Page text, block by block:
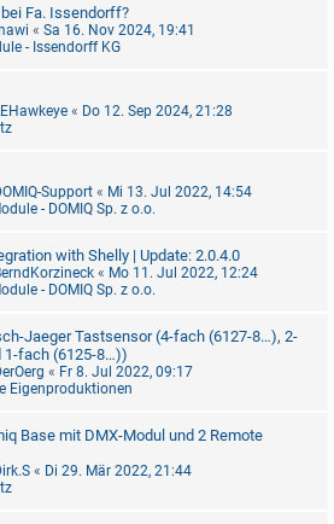
Fa. Issendorff?
« Sa 16. Nov 2024, 19:41
- Issendorff KG
« Do 12. Sep 2024, 21:28
Support « Mi 13. Jul 2022, 14:54
- DOMIQ Sp. z o.o.
with Shelly | Update: 2.0.4.0
« Mo 11. Jul 2022, 12:24
- DOMIQ Sp. z o.o.
Jaeger Tastsensor (4-fach (6127-8…), 2-
1-fach (6125-8…))
« Fr 8. Jul 2022, 09:17
Eigenproduktionen
Base mit DMX-Modul und 2 Remote
« Di 29. Mär 2022, 21:44